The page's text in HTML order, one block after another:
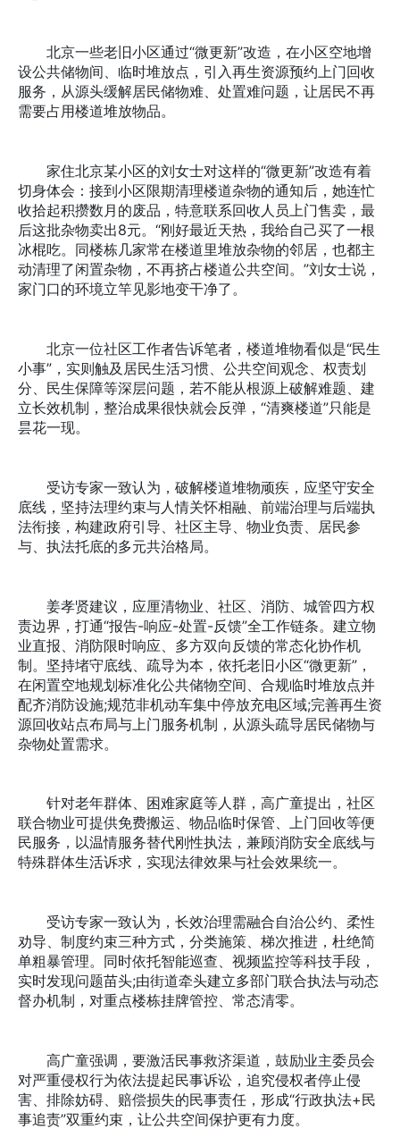
北京一些老旧小区通过“微更新”改造，在小区空地增
设公共储物间、临时堆放点，引入再生资源预约上门回收
服务，从源头缓解居民储物难、处置难问题，让居民不再
需要占用楼道堆放物品。
家住北京某小区的刘女士对这样的“微更新”改造有着
切身体会：接到小区限期清理楼道杂物的通知后，她连忙
收拾起积攒数月的废品，特意联系回收人员上门售卖，最
后这批杂物卖出8元。“刚好最近天热，我给自己买了一根
冰棍吃。同楼栋几家常在楼道里堆放杂物的邻居，也都主
动清理了闲置杂物，不再挤占楼道公共空间。”刘女士说，
家门口的环境立竿见影地变干净了。
北京一位社区工作者告诉笔者，楼道堆物看似是“民生
小事”，实则触及居民生活习惯、公共空间观念、权责划
分、民生保障等深层问题，若不能从根源上破解难题、建
立长效机制，整治成果很快就会反弹，“清爽楼道”只能是
昙花一现。
受访专家一致认为，破解楼道堆物顽疾，应坚守安全
底线，坚持法理约束与人情关怀相融、前端治理与后端执
法衔接，构建政府引导、社区主导、物业负责、居民参
与、执法托底的多元共治格局。
姜孝贤建议，应厘清物业、社区、消防、城管四方权
责边界，打通“报告-响应-处置-反馈”全工作链条。建立物
业直报、消防限时响应、多方双向反馈的常态化协作机
制。坚持堵守底线、疏导为本，依托老旧小区“微更新”，
在闲置空地规划标准化公共储物空间、合规临时堆放点并
配齐消防设施;规范非机动车集中停放充电区域;完善再生资
源回收站点布局与上门服务机制，从源头疏导居民储物与
杂物处置需求。
针对老年群体、困难家庭等人群，高广童提出，社区
联合物业可提供免费搬运、物品临时保管、上门回收等便
民服务，以温情服务替代刚性执法，兼顾消防安全底线与
特殊群体生活诉求，实现法律效果与社会效果统一。
受访专家一致认为，长效治理需融合自治公约、柔性
劝导、制度约束三种方式，分类施策、梯次推进，杜绝简
单粗暴管理。同时依托智能巡查、视频监控等科技手段，
实时发现问题苗头;由街道牵头建立多部门联合执法与动态
督办机制，对重点楼栋挂牌管控、常态清零。
高广童强调，要激活民事救济渠道，鼓励业主委员会
对严重侵权行为依法提起民事诉讼，追究侵权者停止侵
害、排除妨碍、赔偿损失的民事责任，形成“行政执法+民
事追责”双重约束，让公共空间保护更有力度。